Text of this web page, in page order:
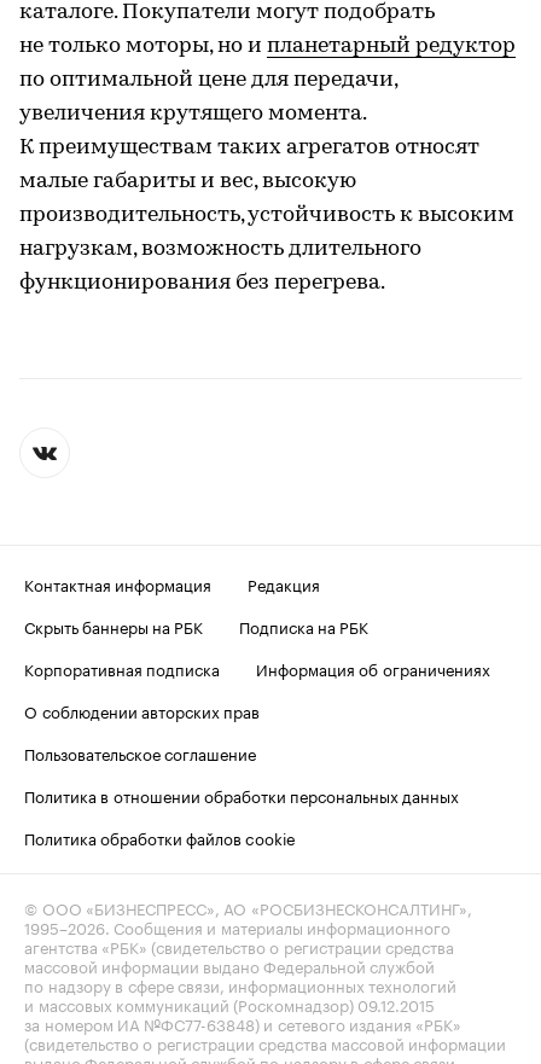
каталоге. Покупатели могут подобрать
не только моторы, но и планетарный редуктор
по оптимальной цене для передачи,
увеличения крутящего момента.
К преимуществам таких агрегатов относят
малые габариты и вес, высокую
производительность, устойчивость к высоким
нагрузкам, возможность длительного
функционирования без перегрева.
Контактная информация
Редакция
Скрыть баннеры на РБК
Подписка на РБК
Корпоративная подписка
Информация об ограничениях
О соблюдении авторских прав
Пользовательское соглашение
Политика в отношении обработки персональных данных
Политика обработки файлов cookie
© ООО «БИЗНЕСПРЕСС», АО «РОСБИЗНЕСКОНСАЛТИНГ»,
1995–2026. Сообщения и материалы информационного
агентства «РБК» (свидетельство о регистрации средства
массовой информации выдано Федеральной службой
по надзору в сфере связи, информационных технологий
и массовых коммуникаций (Роскомнадзор) 09.12.2015
за номером ИА №ФС77-63848) и сетевого издания «РБК»
(свидетельство о регистрации средства массовой информации